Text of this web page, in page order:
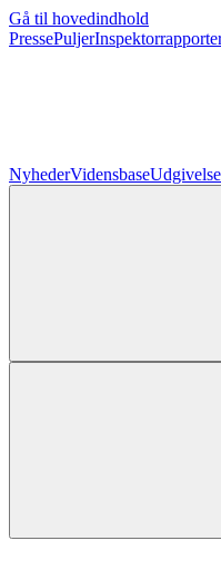
Gå til hovedindhold
PressePuljer
NyhederVidensbase